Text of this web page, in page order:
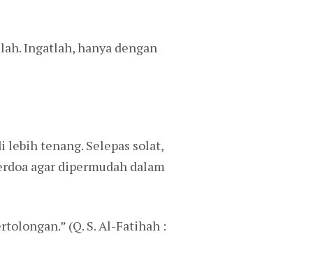
Ingatlah, hanya dengan
lebih tenang. Selepas solat,
agar dipermudah dalam
(Q. S. Al-Fatihah :